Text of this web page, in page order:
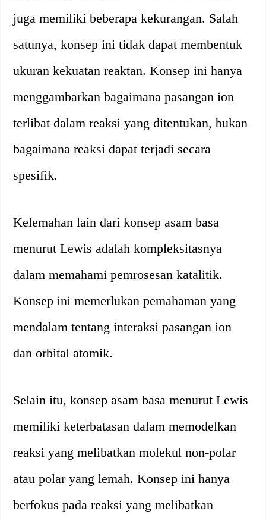
juga memiliki beberapa kekurangan. Salah
satunya, konsep ini tidak dapat membentuk
ukuran kekuatan reaktan. Konsep ini hanya
menggambarkan bagaimana pasangan ion
terlibat dalam reaksi yang ditentukan, bukan
bagaimana reaksi dapat terjadi secara
spesifik.
Kelemahan lain dari konsep asam basa
menurut Lewis adalah kompleksitasnya
dalam memahami pemrosesan katalitik.
Konsep ini memerlukan pemahaman yang
mendalam tentang interaksi pasangan ion
dan orbital atomik.
Selain itu, konsep asam basa menurut Lewis
memiliki keterbatasan dalam memodelkan
reaksi yang melibatkan molekul non-polar
atau polar yang lemah. Konsep ini hanya
berfokus pada reaksi yang melibatkan